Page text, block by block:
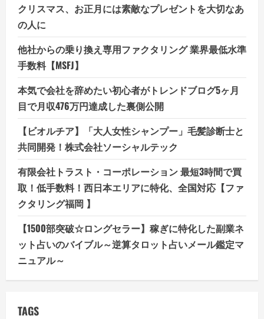
クリスマス、お正月には素敵なプレゼントを大切なあ
の人に
他社からの乗り換え専用ファクタリング 業界最低水準
手数料【MSFJ】
本気で会社を辞めたい初心者がトレンドブログ5ヶ月
目で月収476万円達成した裏側公開
【ビオルチア】「大人女性シャンプー」毛髪診断士と
共同開発！株式会社ソーシャルテック
有限会社トラスト・コーポレーション 最短3時間で買
取！低手数料！西日本エリアに特化、全国対応【ファ
クタリング福岡 】
【1500部突破☆ロングセラー】稼ぎに特化した副業ネ
ット占いのバイブル～逆算タロット占いメール鑑定マ
ニュアル～
TAGS